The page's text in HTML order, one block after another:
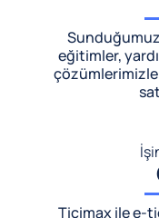
eğitimler,
çözümlerimizle
Ticimax ile e-